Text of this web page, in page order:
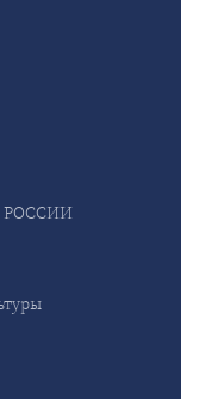
РОССИИ